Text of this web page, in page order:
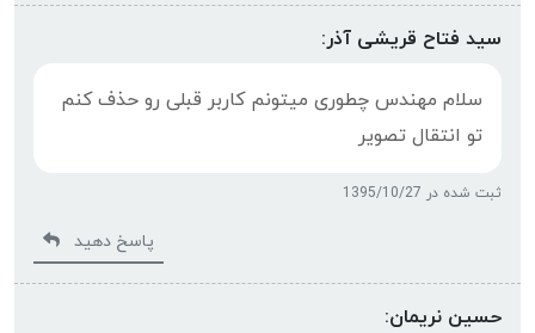
سید فتاح قریشی آذر:
سلام مهندس چطوری میتونم کاربر قبلی رو حذف کنم
تو انتقال تصویر
ثبت شده در 1395/10/27
پاسخ دهید
حسین نریمان: